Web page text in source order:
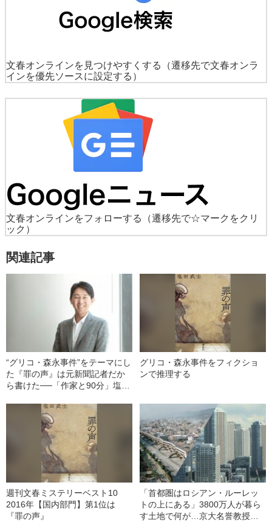
文春オンラインを見つけやすくする
（遷移先で文春オンラ
インを優先ソースに設定する）
文春オンラインをフォローする
（遷移先で☆マークをクリ
ック）
関連記事
“グリコ・森永事件”をテーマにし
た『罪の声』は元新聞記者だか
ら書けた──「作家と90分」塩田
グリコ・森永事件をフィクショ
ンで推理する
週刊文春ミステリーベスト10
2016年【国内部門】第1位は
『罪の声』
「首都圏はロシアン・ルーレッ
トの上にある」3800万人が暮ら
す土地で何が…京大名誉教授が